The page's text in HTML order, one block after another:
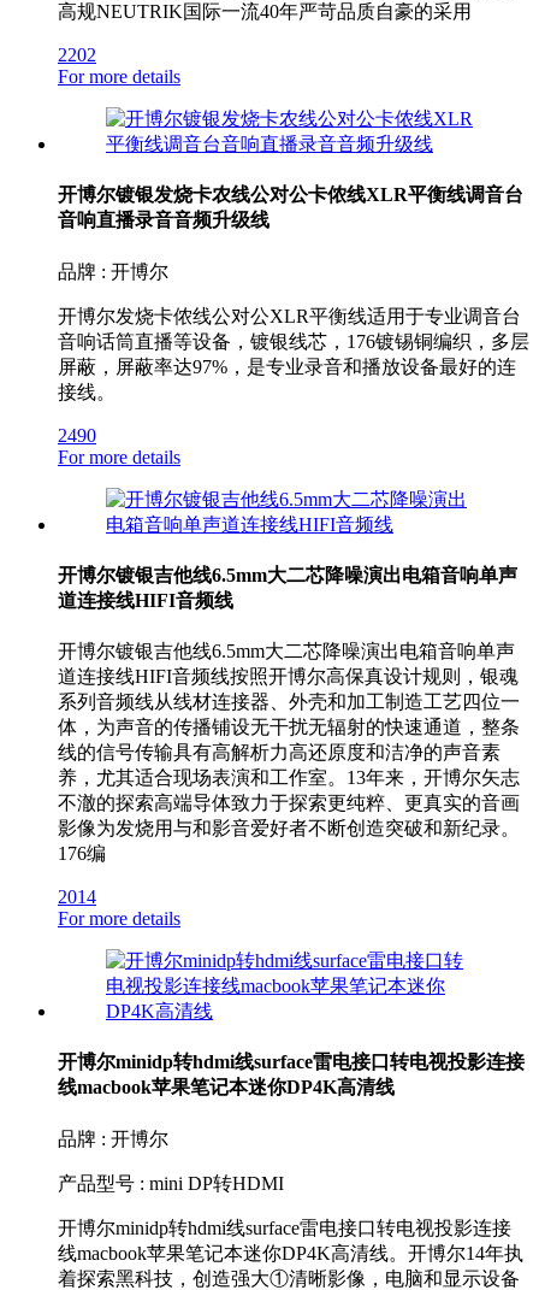
高规NEUTRIK国际一流40年严苛品质自豪的采用
2202
For more details
开博尔镀银发烧卡农线公对公卡侬线XLR平衡线调音台
音响直播录音音频升级线
品牌 : 开博尔
开博尔发烧卡侬线公对公XLR平衡线适用于专业调音台
音响话筒直播等设备，镀银线芯，176镀锡铜编织，多层
屏蔽，屏蔽率达97%，是专业录音和播放设备最好的连
接线。
2490
For more details
开博尔镀银吉他线6.5mm大二芯降噪演出电箱音响单声
道连接线HIFI音频线
开博尔镀银吉他线6.5mm大二芯降噪演出电箱音响单声
道连接线HIFI音频线按照开博尔高保真设计规则，银魂
系列音频线从线材连接器、外壳和加工制造工艺四位一
体，为声音的传播铺设无干扰无辐射的快速通道，整条
线的信号传输具有高解析力高还原度和洁净的声音素
养，尤其适合现场表演和工作室。13年来，开博尔矢志
不澈的探索高端导体致力于探索更纯粹、更真实的音画
影像为发烧用与和影音爱好者不断创造突破和新纪录。
176编
2014
For more details
开博尔minidp转hdmi线surface雷电接口转电视投影连接
线macbook苹果笔记本迷你DP4K高清线
品牌 : 开博尔
产品型号 : mini DP转HDMI
开博尔minidp转hdmi线surface雷电接口转电视投影连接
线macbook苹果笔记本迷你DP4K高清线。开博尔14年执
着探索黑科技，创造强大①清晰影像，电脑和显示设备